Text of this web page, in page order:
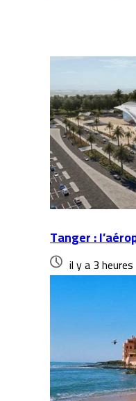
Tanger :
il y a 3 heures